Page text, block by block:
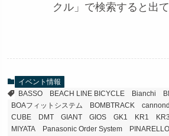
クル」で検索すると出て
イベント情報
BASSO
BEACH LINE BICYCLE Bianchi
BOAフィットシステム
BOMBTRACK
CUBE
DMT GIANT GIOS GK1 KR1 KR3
MIYATA
Panasonic Order System PINARELLO